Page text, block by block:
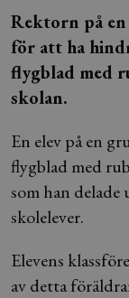
Rektorn på en
för att ha
flygblad med
skolan.
En elev på en
flygblad med
som han
skolelever.
Elevens
av detta